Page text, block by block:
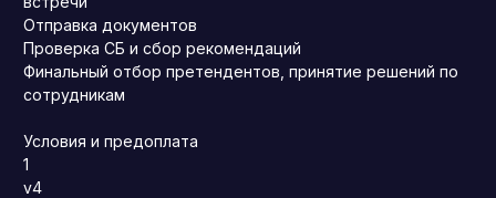
Отправка документов
Проверка СБ и сбор рекомендаций
Финальный отбор претендентов, принятие решений по
сотрудникам
Условия и предоплата
1
v4